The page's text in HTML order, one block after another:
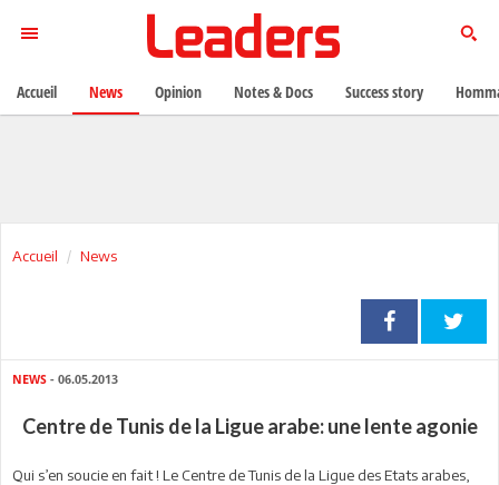
Accueil News
NEWS - 06.05.2013
Centre de Tunis de la Ligue arabe: une lente agonie
Qui s’en soucie en fait ! Le Centre de Tunis de la Ligue des Etats arabes,
Accueil News Opinion Notes & Docs Success story